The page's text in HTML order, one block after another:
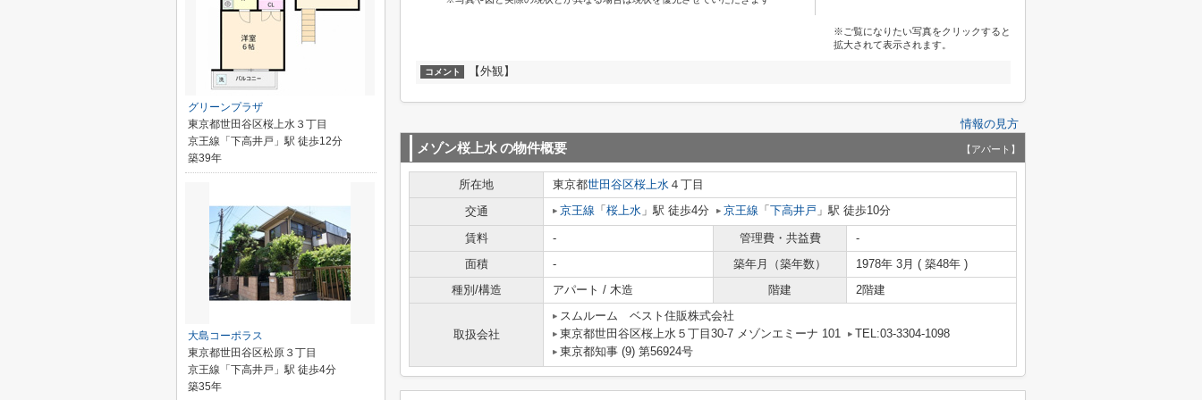
※ご覧になりたい写真をクリックすると
拡大されて表示されます。
コメント 【外観】
情報の見方
メゾン桜上水の物件概要 【アパート】
所在地 東京都世田谷区桜上水 ４丁目
交通
京王線 「 桜上水 」駅 徒歩4分 京王線 「 下高井戸 」駅 徒歩10分
賃料 - 管理費・共益費
-
面積
- 築年月（築年数）
1978年 3月 ( 築48年 )
種別/構造
アパート / 木造 階建 2階建
取扱会社
スムルーム ベスト住販株式会社
東京都世田谷区桜上水５丁目30-7 メゾンエミーナ 101
TEL:03-3304-1098
東京都知事 (9) 第56924号
グリーンプラザ
東京都世田谷区桜上水３丁目
京王線「下高井戸」駅 徒歩12分
築39年
大島コーポラス
東京都世田谷区松原３丁目
京王線「下高井戸」駅 徒歩4分
築35年